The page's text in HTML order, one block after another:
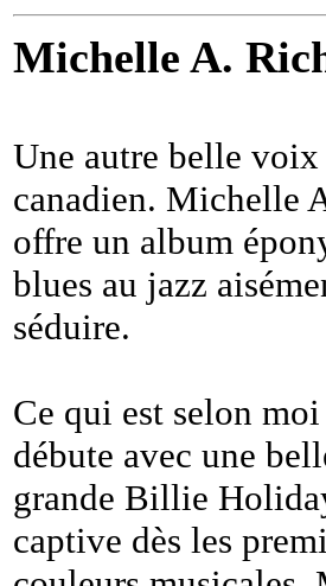
Michelle A.
Une autre belle
canadien. Michelle
offre un album
blues au jazz
séduire.
Ce qui est selon
débute avec une
grande Billie
captive dès les